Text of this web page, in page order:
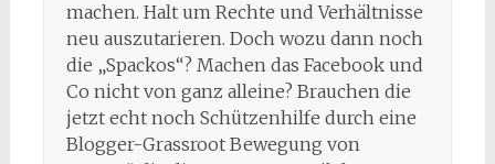
machen. Halt um Rechte und Verhältnisse
neu auszutarieren. Doch wozu dann noch
die „Spackos“? Machen das Facebook und
Co nicht von ganz alleine? Brauchen die
jetzt echt noch Schützenhilfe durch eine
Blogger-Grassroot Bewegung von